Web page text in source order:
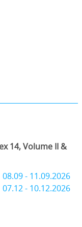
14, Volume II &
08.09 - 11.09.2026
07.12 - 10.12.2026